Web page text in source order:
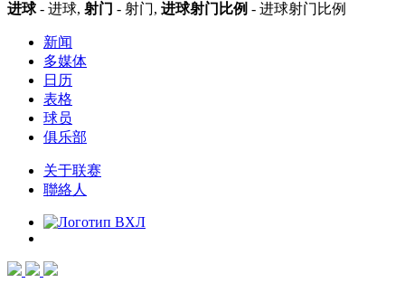
进球- 进球, 射门 - 射门, 进球射门比例 - 进球射门比例
新闻
多媒体
日历
表格
球员
俱乐部
关于联赛
聯絡人